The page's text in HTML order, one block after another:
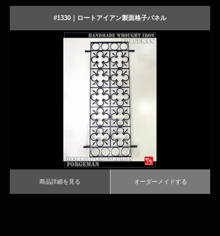
#1330｜ロートアイアン製面格子パネル
オーダーメイドする
商品詳細を見る オーダーメイドする